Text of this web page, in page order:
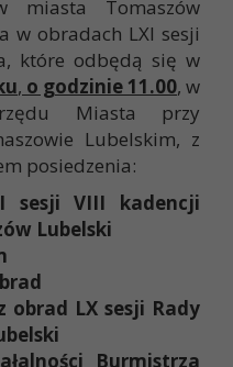
miasta Tomaszów
w obradach LXI sesji
które odbędą się w
, o godzinie 11.00, w
Miasta przy
Lubelskim, z
posiedzenia:
sesji VIII kadencji
Lubelski
obrad LX sesji Rady
Burmistrza